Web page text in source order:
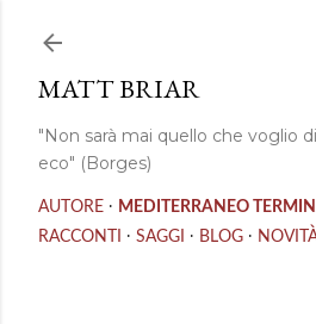
MATT BRIAR
"Non sarà mai quello che voglio
eco" (Borges)
AUTORE · MEDITERRANEO
RACCONTI · SAGGI · BLOG ·